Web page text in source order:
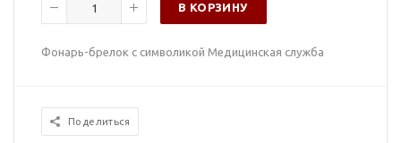
В КОРЗИНУ
Фонарь-брелок с символикой Медицинская служба
Поделиться